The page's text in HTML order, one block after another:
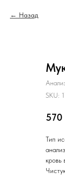
Назад
SKU:
570
Тип
кровь